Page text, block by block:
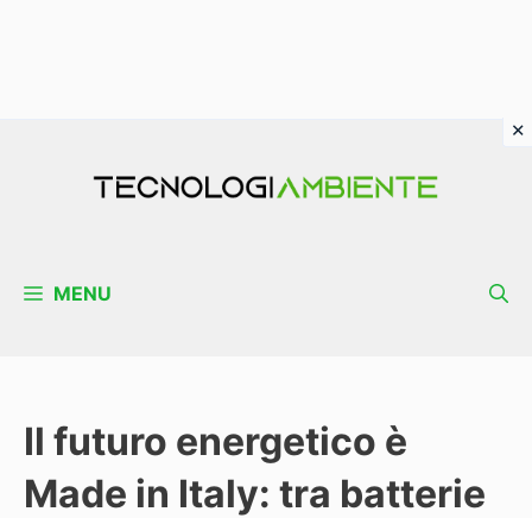
MENU
Il futuro energetico è
Made in Italy: tra batterie